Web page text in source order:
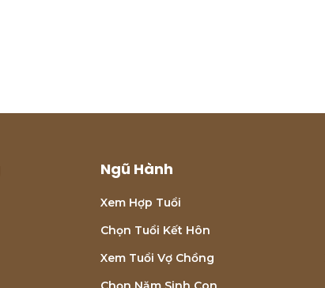
Ngũ Hành
Xem Hợp Tuổi
Chọn Tuổi Kết Hôn
Xem Tuổi Vợ Chồng